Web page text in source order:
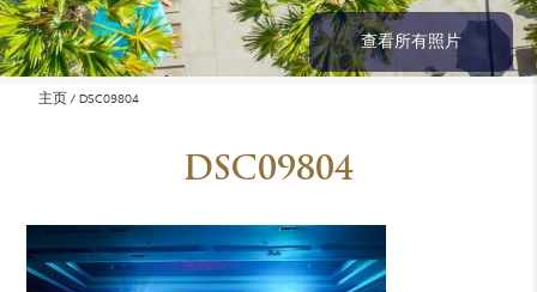
查看所有照片
主页 DSC09804
DSC09804